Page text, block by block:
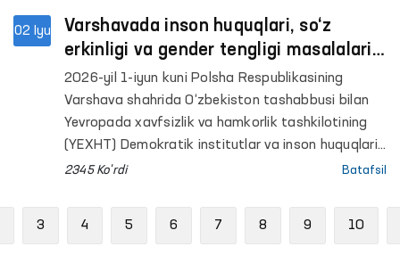
salomatlik ilmiy-amaliy tibbiyot markazining
psixiatriya va RIRSIATM narkologiya xizmati
bo‘yicha Xorazm viloyati filiallariga monitoring
tashriflari amalga oshirildi.
02 Iyu
Varshavada inson huquqlari, so‘z
erkinligi va gender tengligi masalalari
bo‘yicha xalqaro davra suhbati
o‘tkazildi
2026-yil 1-iyun kuni Polsha Respublikasining
Varshava shahrida O‘zbekiston tashabbusi bilan
Yevropada xavfsizlik va hamkorlik tashkilotining
(YEXHT) Demokratik institutlar va inson huquqlari
bo‘yicha byurosi (DIIHB) hamkorligida Varshava
2345 Ko'rdi Batafsil
3 4 5 6 7 8 9 10